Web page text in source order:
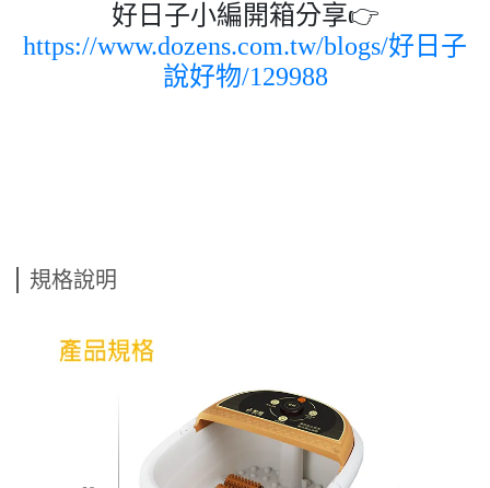
好日子小編開箱分享👉
https://www.dozens.com.tw/blogs/好日子
說好物/129988
規格說明